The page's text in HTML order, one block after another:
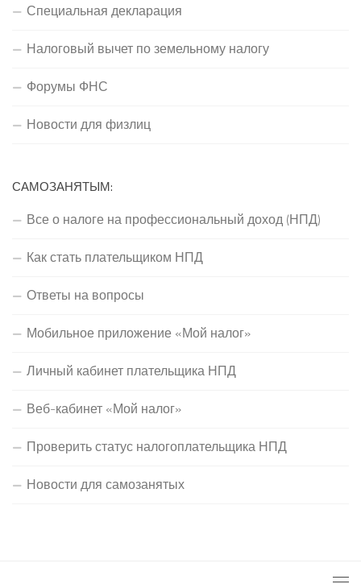
Специальная декларация
Налоговый вычет по земельному налогу
Форумы ФНС
Новости для физлиц
САМОЗАНЯТЫМ:
Все о налоге на профессиональный доход (НПД)
Как стать плательщиком НПД
Ответы на вопросы
Мобильное приложение «Мой налог»
Личный кабинет плательщика НПД
Веб-кабинет «Мой налог»
Проверить статус налогоплательщика НПД
Новости для самозанятых